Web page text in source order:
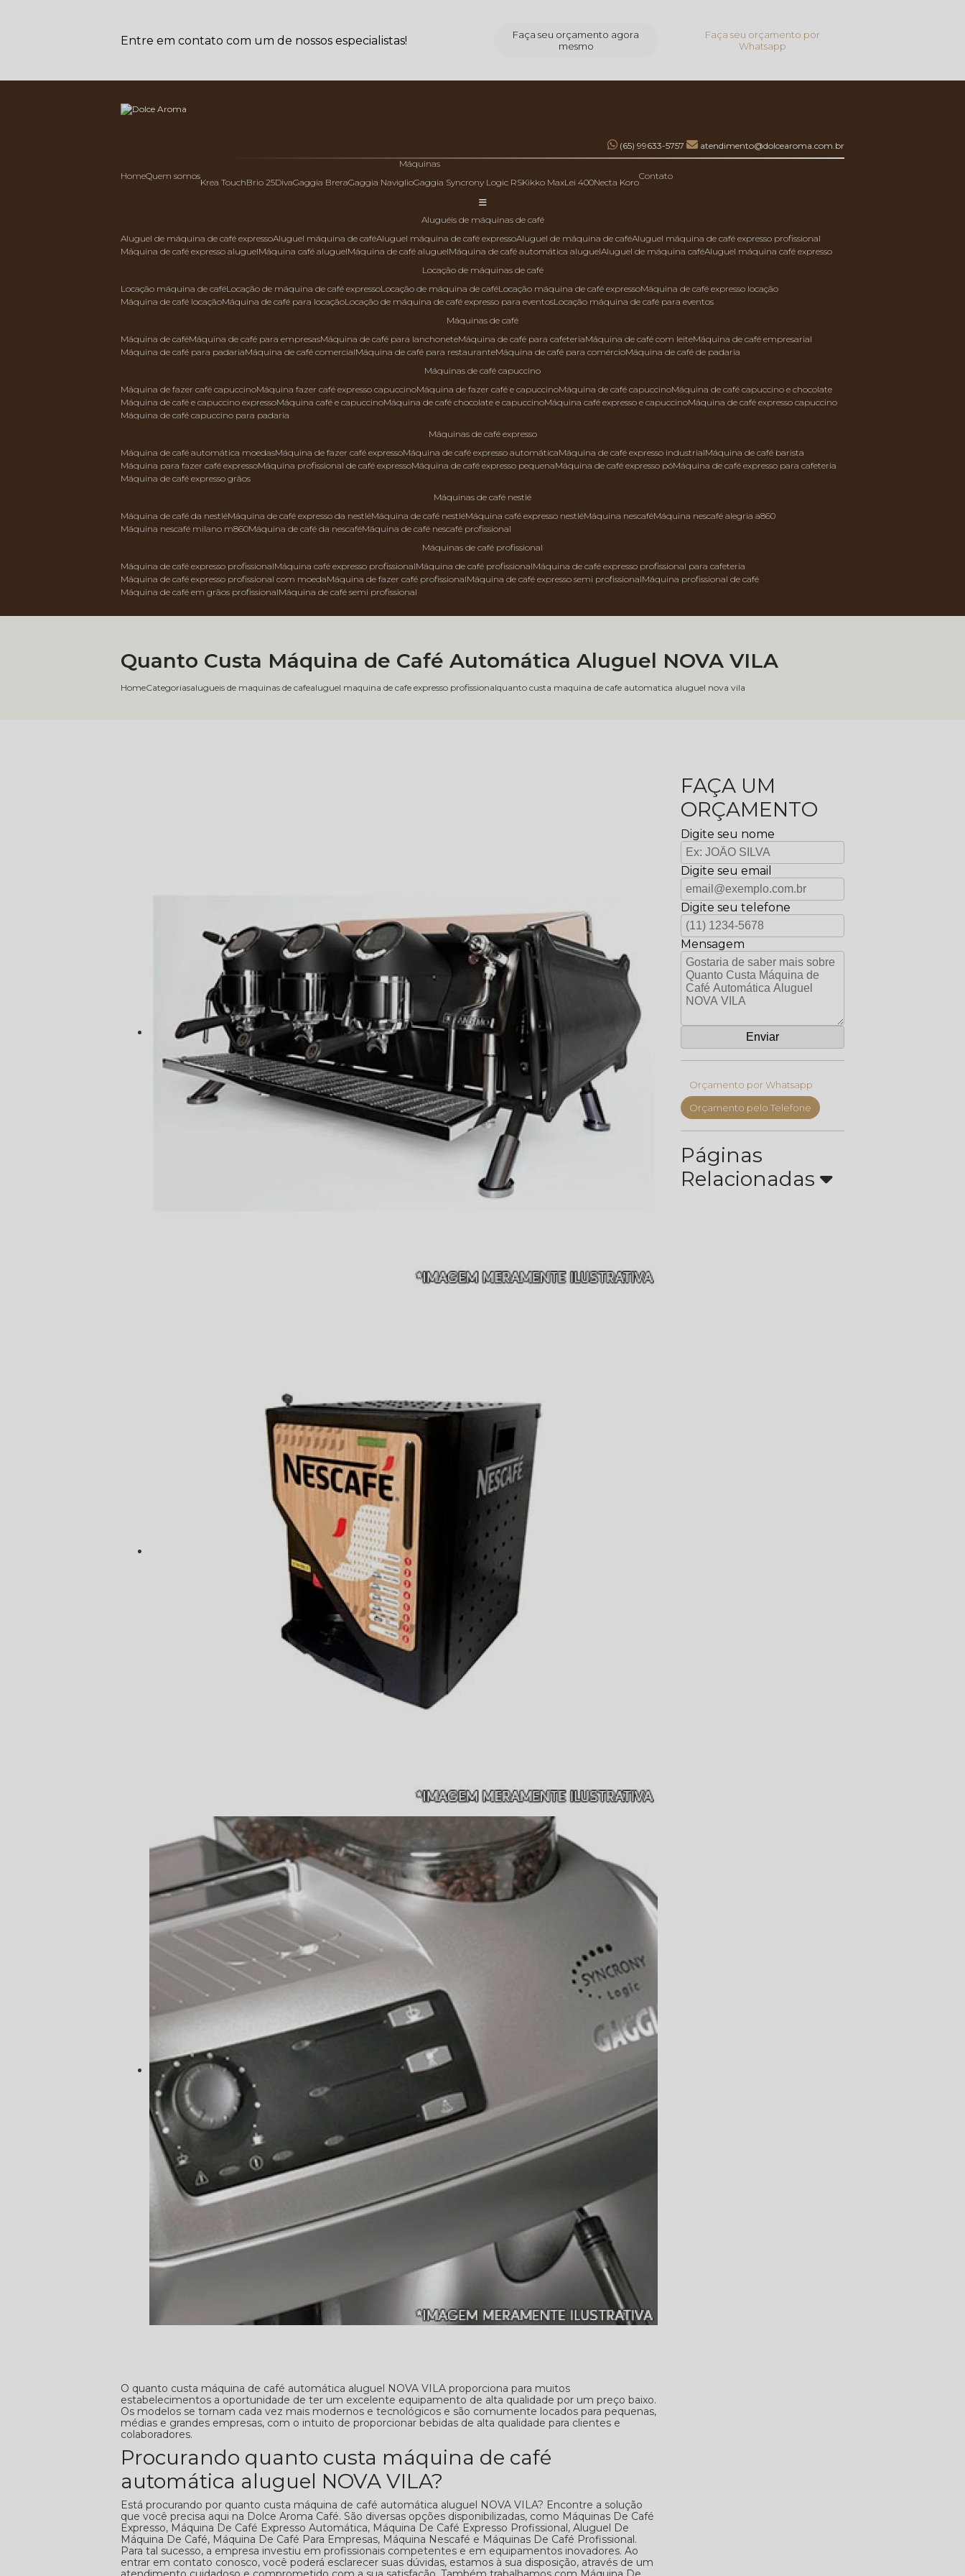
Entre em contato com um de nossos especialistas!
Faça seu orçamento agora
mesmo
Faça seu orçamento por
Whatsapp
(65) 99633-5757 atendimento@dolcearoma.com.br
Home Quem somos
Máquinas
Krea Touch
Brio 25 Diva Gaggia Brera Gaggia Naviglio Gaggia Syncrony Logic RS Kikko Max Lei 400 Necta Koro
Contato
aluguéis de máquinas de café
aluguel de máquina de café expresso aluguel máquina de café aluguel máquina de café expresso aluguel de máquina de café aluguel máquina de café expresso profissional
máquina de café expresso aluguel
máquina café aluguel máquina de café aluguel máquina de café automática aluguel aluguel de máquina café aluguel máquina café expresso
locação de máquinas de café
locação máquina de café locação de máquina de café expresso locação de máquina de café locação máquina de café expresso
máquina de café expresso locação
máquina de café locação
máquina de café para locação locação de máquina de café expresso para eventos locação máquina de café para eventos
máquinas de café
máquina de café
máquina de café para empresas máquina de café para lanchonete máquina de café para cafeteria máquina de café com leite
máquina de café empresarial
máquina de café para padaria
máquina de café comercial máquina de café para restaurante máquina de café para comércio
máquina de café de padaria
máquinas de café capuccino
máquina de fazer café capuccino
máquina fazer café expresso capuccino máquina de fazer café e capuccino máquina de café capuccino
máquina de café capuccino e chocolate
máquina de café e capuccino expresso
máquina café e capuccino máquina de café chocolate e capuccino máquina café expresso e capuccino
máquina de café expresso capuccino
máquina de café capuccino para padaria
máquinas de café expresso
máquina de café automática moedas
máquina de fazer café expresso máquina de café expresso automática máquina de café expresso industrial
máquina de café barista
máquina para fazer café expresso
máquina profissional de café expresso máquina de café expresso pequena máquina de café expresso pó
máquina de café expresso para cafeteria
máquina de café expresso grãos
máquinas de café nestlé
máquina de café da nestlé
máquina de café expresso da nestlé máquina de café nestlé máquina café expresso nestlé máquina nescafé
máquina nescafé alegria a860
máquina nescafé milano m860
máquina de café da nescafé
máquina de café nescafé profissional
máquinas de café profissional
máquina de café expresso profissional
máquina café expresso profissional máquina de café profissional
máquina de café expresso profissional para cafeteria
máquina de café expresso profissional com moeda
máquina de fazer café profissional máquina de café expresso semi profissional
máquina profissional de café
máquina de café em grãos profissional
máquina de café semi profissional
HomeCategoriasalugueis de maquinas de cafealuguel maquina de cafe expresso profissionalquanto custa maquina de cafe automatica aluguel nova vila
Quanto Custa Máquina de Café Automática Aluguel NOVA VILA
O quanto custa máquina de café automática aluguel NOVA VILA proporciona para muitos
estabelecimentos a oportunidade de ter um excelente equipamento de alta qualidade por um preço baixo.
Os modelos se tornam cada vez mais modernos e tecnológicos e são comumente locados para pequenas,
médias e grandes empresas, com o intuito de proporcionar bebidas de alta qualidade para clientes e
colaboradores.
Procurando quanto custa máquina de café
automática aluguel NOVA VILA?
Está procurando por quanto custa máquina de café automática aluguel NOVA VILA? Encontre a solução
que você precisa aqui na Dolce Aroma Café. São diversas opções disponibilizadas, como Máquinas De Café
Expresso, Máquina De Café Expresso Automática, Máquina De Café Expresso Profissional, Aluguel De
Máquina De Café, Máquina De Café Para Empresas, Máquina Nescafé e Máquinas De Café Profissional.
Para tal sucesso, a empresa investiu em profissionais competentes e em equipamentos inovadores. Ao
entrar em contato conosco, você poderá esclarecer suas dúvidas, estamos à sua disposição, através de um
FAÇA UM
ORÇAMENTO
Digite seu nome
Digite seu email
Digite seu telefone
Mensagem
Orçamento por Whatsapp
Orçamento pelo Telefone
Páginas
Relacionadas